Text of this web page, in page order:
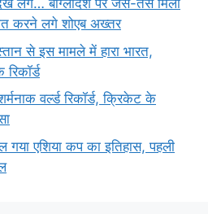
लेंगे… बांग्लादेश पर जैसे-तैसे मिली
करने लगे शोएब अख्तर
से इस मामले में हारा भारत,
वर्ल्ड रिकॉर्ड, क्रिकेट के
एशिया कप का इतिहास, पहली